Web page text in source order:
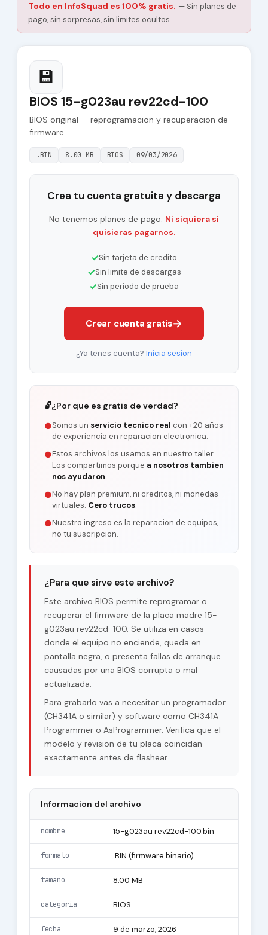
Todo en InfoSquad es 100% gratis. — Sin planes de
pago, sin sorpresas, sin limites ocultos.
💾
BIOS 15-g023au rev22cd-100
BIOS original — reprogramacion y recuperacion de
firmware
.BIN 8.00 MB BIOS 09/03/2026
Crea tu cuenta gratuita y descarga
No tenemos planes de pago. Ni siquiera si
quisieras pagarnos.
✓Sin tarjeta de credito
✓Sin limite de descargas
✓Sin periodo de prueba
Crear cuenta gratis→
¿Ya tenes cuenta? Inicia sesion
🔓¿Por que es gratis de verdad?
●Somos un servicio tecnico real con +20 años
de experiencia en reparacion electronica.
●Estos archivos los usamos en nuestro taller.
Los compartimos porque a nosotros tambien
nos ayudaron.
●No hay plan premium, ni creditos, ni monedas
virtuales. Cero trucos.
●Nuestro ingreso es la reparacion de equipos,
no tu suscripcion.
¿Para que sirve este archivo?
Este archivo BIOS permite reprogramar o
recuperar el firmware de la placa madre 15-
g023au rev22cd-100. Se utiliza en casos
donde el equipo no enciende, queda en
pantalla negra, o presenta fallas de arranque
causadas por una BIOS corrupta o mal
actualizada.
Para grabarlo vas a necesitar un programador
(CH341A o similar) y software como CH341A
Programmer o AsProgrammer. Verifica que el
modelo y revision de tu placa coincidan
exactamente antes de flashear.
Informacion del archivo
nombre 15-g023au rev22cd-100.bin
formato .BIN (firmware binario)
tamano 8.00 MB
categoria BIOS
fecha 9 de marzo, 2026